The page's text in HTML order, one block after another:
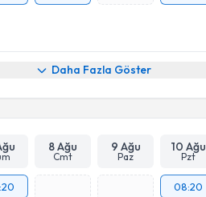
Daha Fazla Göster
8 Ağu
Cmt
9 Ağu
Paz
10 Ağu
Pzt
08:20